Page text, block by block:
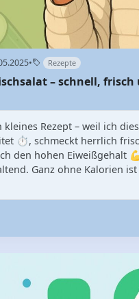
• Rezepte
– schnell, frisch
Rezept – weil ich
⏱️, schmeckt herrlich
den hohen Eiweißgehalt
Ganz ohne Kalorien